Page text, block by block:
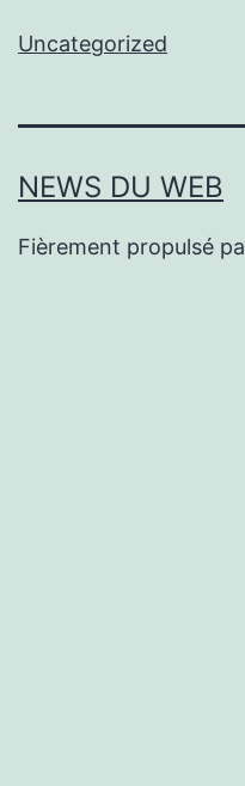
Uncategorized
NEWS DU WEB
Fièrement propulsé